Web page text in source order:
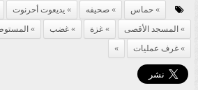
حماس صحيفه يديعوت أحرنوت
المسجد الأقصى
غزة غضب
غرف عمليات